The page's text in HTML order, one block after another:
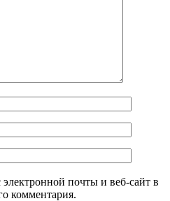
почты и веб-сайт в
комментария.